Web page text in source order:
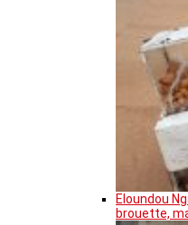
Eloundou
brouette,